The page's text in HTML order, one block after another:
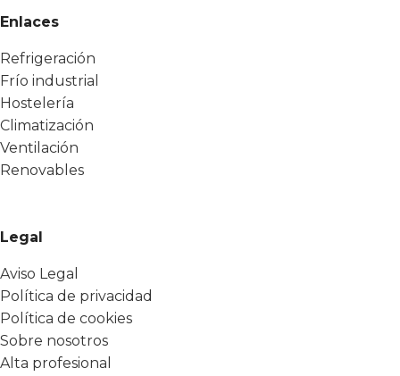
Enlaces
Refrigeración
Frío industrial
Hostelería
Climatización
Ventilación
Renovables
Legal
Aviso Legal
Política de privacidad
Política de cookies
Sobre nosotros
Alta profesional